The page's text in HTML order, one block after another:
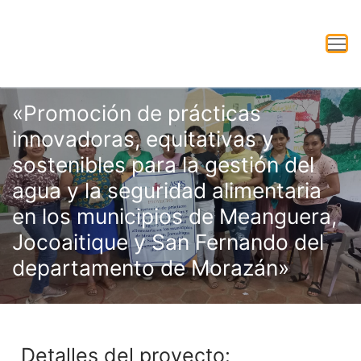
«Promoción de prácticas
innovadoras, equitativas y
sostenibles para la gestión del
agua y la seguridad alimentaria
en los municipios de Meanguera,
Jocoaitique y San Fernando del
departamento de Morazán»
Detalles del proyecto: